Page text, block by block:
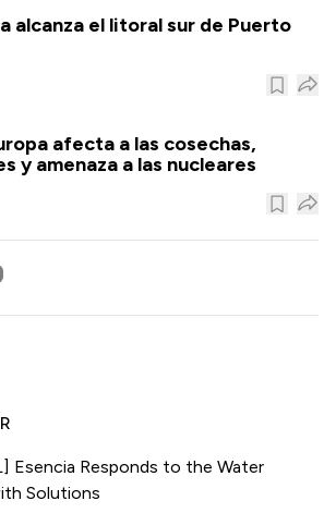
alcanza el litoral sur de Puerto
afecta a las cosechas,
y amenaza a las nucleares
Esencia Responds to the Water
Solutions